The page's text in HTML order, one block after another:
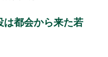
は都会から来た若